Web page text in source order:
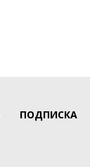
ПОДПИСКА